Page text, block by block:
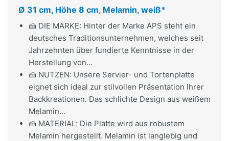
Ø 31 cm, Höhe 8 cm, Melamin, weiß*
🍰 DIE MARKE: Hinter der Marke APS steht ein
deutsches Traditionsunternehmen, welches seit
Jahrzehnten über fundierte Kenntnisse in der
Herstellung von...
🍰 NUTZEN: Unsere Servier- und Tortenplatte
eignet sich ideal zur stilvollen Präsentation Ihrer
Backkreationen. Das schlichte Design aus weißem
Melamin...
🍰 MATERIAL: Die Platte wird aus robustem
Melamin hergestellt. Melamin ist langlebig und